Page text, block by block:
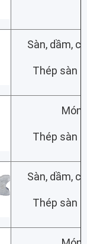
Sàn, dầm,
Thép sàn
Thép sàn
Sàn, dầm,
Thép sàn